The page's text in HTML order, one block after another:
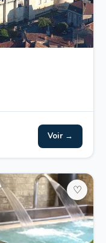
Voir →
♡